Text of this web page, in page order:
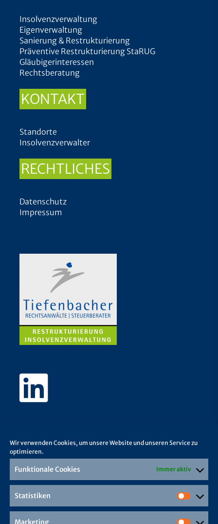
Wir verwenden Cookies, um unsere Website und unseren Service zu
optimieren.
Funktionale Cookies Immer aktiv
Statistiken
Marketing
Insolvenzverwaltung
Eigenverwaltung
Sanierung & Restrukturierung
Präventive Restrukturierung StaRUG
Gläubigerinteressen
Rechtsberatung
KONTAKT
Standorte
Insolvenzverwalter
RECHTLICHES
Datenschutz
Impressum